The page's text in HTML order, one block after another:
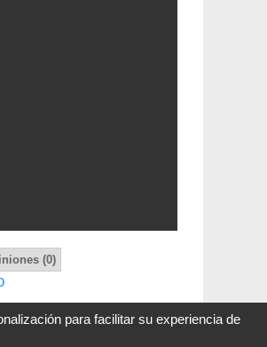
(0)
para facilitar su experiencia de